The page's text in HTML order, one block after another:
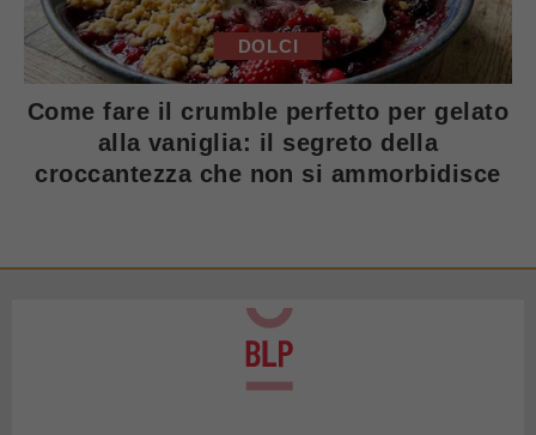
DOLCI
Come fare il crumble perfetto per gelato
alla vaniglia: il segreto della
croccantezza che non si ammorbidisce